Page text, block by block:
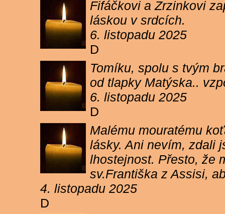
Fifáčkovi a Zrzinkovi
láskou v srdcích.
6. listopadu 2025
D
Tomíku, spolu s tvým
od tlapky Matýska..
6. listopadu 2025
D
Malému mouratému
lásky. Ani nevím, zdali
lhostejnost. Přesto, že
sv.Františka z Assisi,
4. listopadu 2025
D